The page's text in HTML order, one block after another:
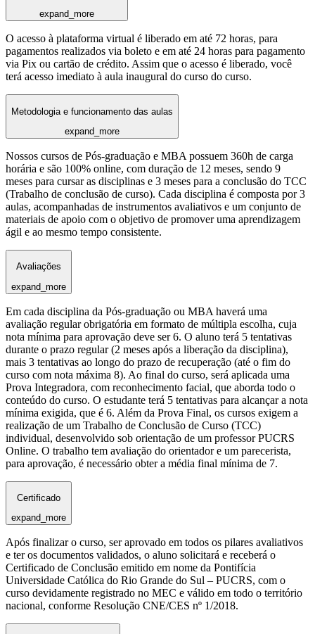
expand_more
O acesso à plataforma virtual é liberado em até 72 horas, para
pagamentos realizados via boleto e em até 24 horas para pagamento
via Pix ou cartão de crédito. Assim que o acesso é liberado, você
terá acesso imediato à aula inaugural do curso do curso.
Metodologia e funcionamento das aulas
expand_more
Nossos cursos de Pós-graduação e MBA possuem 360h de carga
horária e são 100% online, com duração de 12 meses, sendo 9
meses para cursar as disciplinas e 3 meses para a conclusão do TCC
(Trabalho de conclusão de curso). Cada disciplina é composta por 3
aulas, acompanhadas de instrumentos avaliativos e um conjunto de
materiais de apoio com o objetivo de promover uma aprendizagem
ágil e ao mesmo tempo consistente.
Avaliações
expand_more
Em cada disciplina da Pós-graduação ou MBA haverá uma
avaliação regular obrigatória em formato de múltipla escolha, cuja
nota mínima para aprovação deve ser 6. O aluno terá 5 tentativas
durante o prazo regular (2 meses após a liberação da disciplina),
mais 3 tentativas ao longo do prazo de recuperação (até o fim do
curso com nota máxima 8). Ao final do curso, será aplicada uma
Prova Integradora, com reconhecimento facial, que aborda todo o
conteúdo do curso. O estudante terá 5 tentativas para alcançar a nota
mínima exigida, que é 6. Além da Prova Final, os cursos exigem a
realização de um Trabalho de Conclusão de Curso (TCC)
individual, desenvolvido sob orientação de um professor PUCRS
Online. O trabalho tem avaliação do orientador e um parecerista,
para aprovação, é necessário obter a média final mínima de 7.
Certificado
expand_more
Após finalizar o curso, ser aprovado em todos os pilares avaliativos
e ter os documentos validados, o aluno solicitará e receberá o
Certificado de Conclusão emitido em nome da Pontifícia
Universidade Católica do Rio Grande do Sul – PUCRS, com o
curso devidamente registrado no MEC e válido em todo o território
nacional, conforme Resolução CNE/CES nº 1/2018.